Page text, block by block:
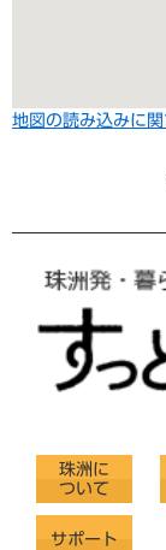
地図の読み込みに
珠洲に
ついて
サポート